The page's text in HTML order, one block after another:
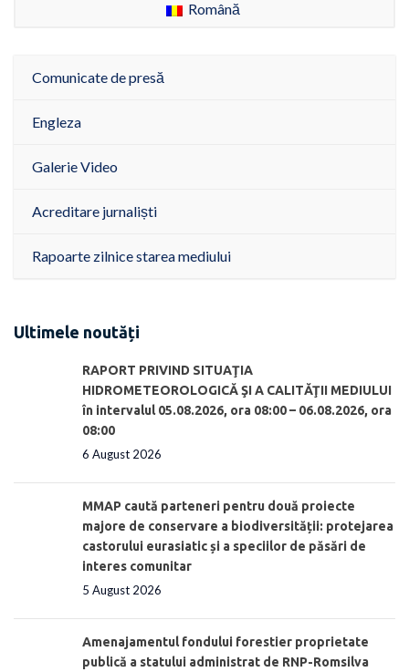
Română
Comunicate de presă
Engleza
Galerie Video
Acreditare jurnaliști
Rapoarte zilnice starea mediului
Ultimele noutăți
RAPORT PRIVIND SITUAŢIA
HIDROMETEOROLOGICĂ ŞI A CALITĂŢII MEDIULUI
în intervalul 05.08.2026, ora 08:00 – 06.08.2026, ora
08:00
6 August 2026
MMAP caută parteneri pentru două proiecte
majore de conservare a biodiversității: protejarea
castorului eurasiatic și a speciilor de păsări de
interes comunitar
5 August 2026
Amenajamentul fondului forestier proprietate
publică a statului administrat de RNP-Romsilva